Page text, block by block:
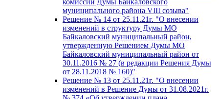
комиссий Думы Байкаловского
муниципального района VIII созыва"
Решение № 14 от 25.11.21г. "О внесении
изменений в структуру Думы МО
Байкаловский муниципальный район,
утвержденную Решением Думы МО
Байкаловский муниципальный район от
30.11.2016 № 27 (в редакции Решения Думы
от 28.11.2018 № 160)"
Решение № 13 от 25.11.21г. "О внесении
изменений в Решение Думы от 31.08.2021г.